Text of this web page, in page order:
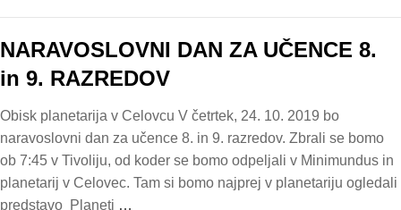
NARAVOSLOVNI DAN ZA UČENCE 8.
in 9. RAZREDOV
Obisk planetarija v Celovcu V četrtek, 24. 10. 2019 bo
naravoslovni dan za učence 8. in 9. razredov. Zbrali se bomo
ob 7:45 v Tivoliju, od koder se bomo odpeljali v Minimundus in
planetarij v Celovec. Tam si bomo najprej v planetariju ogledali
predstavo Planeti …